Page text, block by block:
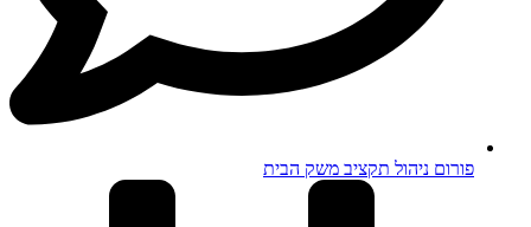
פורום ניהול תקציב משק הבית